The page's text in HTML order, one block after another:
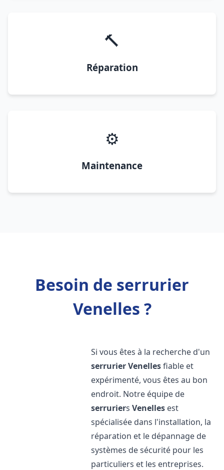
🔨
Réparation
⚙️
Maintenance
Besoin de serrurier
Venelles ?
Si vous êtes à la recherche d'un
serrurierVenellesfiable et
expérimenté, vous êtes au bon
endroit. Notre équipe de
serruriersVenelles est
spécialisée dans l'installation, la
réparation et le dépannage de
systèmes de sécurité pour les
particuliers et les entreprises.